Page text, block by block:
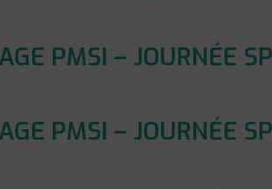
PMSI – JOURNÉE
PMSI – JOURNÉE